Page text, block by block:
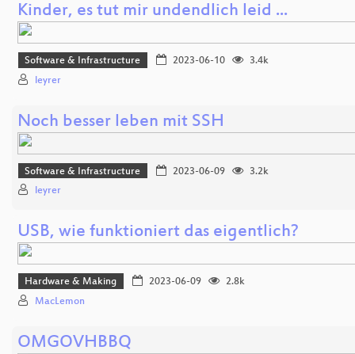
Kinder, es tut mir undendlich leid ...
Software & Infrastructure 2023-06-10
3.4k
leyrer
Noch besser leben mit SSH
Software & Infrastructure 2023-06-09
3.2k
leyrer
USB, wie funktioniert das eigentlich?
Hardware & Making 2023-06-09
2.8k
MacLemon
OMGOVHBBQ